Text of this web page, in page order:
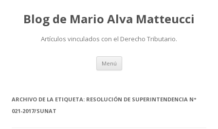
Blog de Mario Alva Matteucci
Artículos vinculados con el Derecho Tributario.
Menú Ir
contenido
ARCHIVO DE LA ETIQUETA: RESOLUCIÓN DE SUPERINTENDENCIA N°
021-2017/SUNAT